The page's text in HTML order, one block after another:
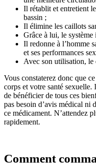
Il rétablit et entretient
bassin ;
Il élimine les caillots
Grâce à lui, le
Il redonne à l’homme
et ses performances
Avec son utilisation, le
Vous constaterez donc que
corps et votre santé
de bénéficier de tous ces
pas besoin d’avis médical ni
ce médicament. N’attendez
rapidement.
Comment